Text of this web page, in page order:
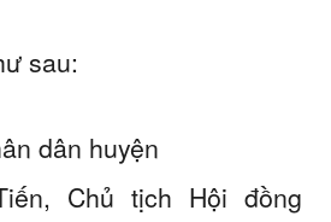
sau:
dân huyện
Chủ tịch Hội đồng